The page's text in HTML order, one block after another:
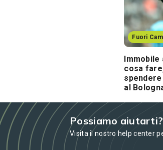
Fuori
Immobile
cosa
al
Possiamo aiutarti?
Visita il nostro help center